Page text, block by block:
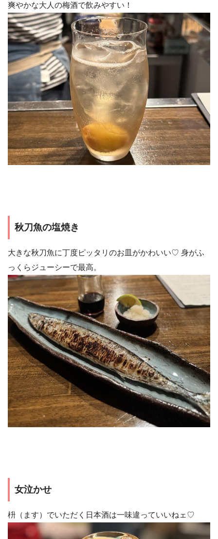
爽やかな大人の梅酒で飲みやすい！
秋刀魚の塩焼き
大きな秋刀魚に丁度ピッタリのお皿がかわいい♡ 身がふ
っくらジューシーで最高。
女泣かせ
枡（ます）でいただく日本酒は一味違っていいねェ♡